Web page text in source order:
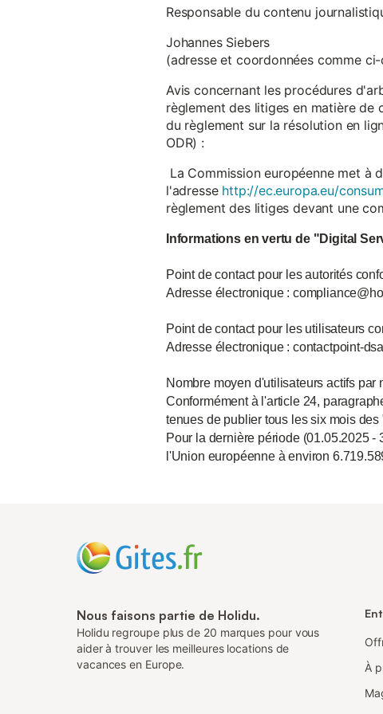
Responsable du contenu
Johannes Siebers
(adresse et coordonnées comme ci-
Avis concernant les procédures
règlement des litiges en matière de
du règlement sur la résolution en
ODR) :
La Commission européenne met à
l'adresse http://ec.europa.eu/
règlement des litiges devant une
Informations en vertu de "Digital
Point de contact pour les autorités
Adresse électronique :
Point de contact pour les utilisateurs
Adresse électronique : contactpoint-
Nombre moyen d'utilisateurs actifs par
Conformément à l'article 24,
tenues de publier tous les six mois
Pour la dernière période (01.05.2025
l'Union européenne à environ
Nous faisons partie de Holidu.
Holidu regroupe plus de 20 marques pour vous
aider à trouver les meilleures locations de
vacances en Europe.
À